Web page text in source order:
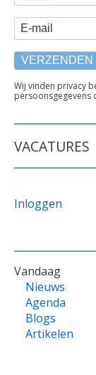
E-mail
TEKST
ONDER
Wij vinden privacy
persoonsgegevens
VACATURES
Inloggen
VOET
Vandaag
Nieuws
Agenda
Blogs
Artikelen